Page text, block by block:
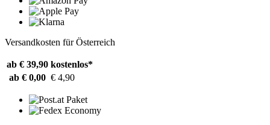
Versandkosten für Österreich
ab € 39,90 kostenlos*
ab € 0,00 € 4,90